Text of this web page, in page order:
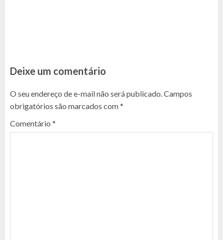
Deixe um comentário
O seu endereço de e-mail não será publicado.Campos
obrigatórios são marcados com*
Comentário *